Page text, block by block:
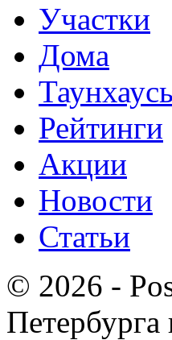
Участки
Дома
Рейтинги
Акции
Новости
Статьи
© 2026 -